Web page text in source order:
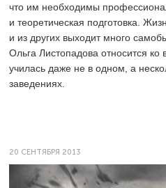
что им необходимы
и теоретическая подготовка.
и из других выходит много
Ольга Листопадова относится ко
училась даже не в одном, а
заведениях.
20 СЕНТЯБРЯ 2013